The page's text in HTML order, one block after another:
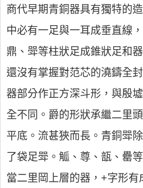
商代早期青銅器具有獨特的
中必有一足與一耳成垂直線
鼎、斝等柱狀足成錐狀足和
還沒有掌握對范芯的澆鑄全
器部分作正方深斗形，與殷
全不同。爵的形狀承繼二里
平底。流甚狹而長。青銅斝
了袋足斝。觚、尊、瓿、罍
當二里岡上層的器，+字形